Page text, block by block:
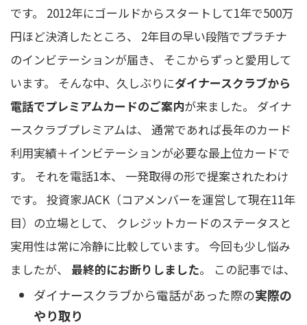
です。 2012年にゴールドからスタートして1年で500万
円ほど決済したところ、 2年目の早い段階でプラチナ
のインビテーションが届き、 そこからずっと愛用して
います。 そんな中、久しぶりにダイナースクラブから
電話でプレミアムカードのご案内が来ました。 ダイナ
ースクラブプレミアムは、 通常であれば長年のカード
利用実績＋インビテーションが必要な最上位カードで
す。 それを電話1本、 一発取得の形で提案されたわけ
です。 投資家JACK（コアメンバーを運営して現在11年
目）の立場として、 クレジットカードのステータスと
実用性は常に冷静に比較しています。 今回も少し悩み
ましたが、 最終的にお断りしました。 この記事では、
ダイナースクラブから電話があった際の実際の
やり取り